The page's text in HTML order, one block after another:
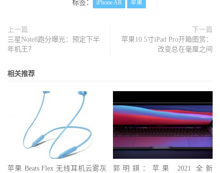
标签： iPhone AR 苹果
上一篇
三星Note8跑分曝光：预定下半
年机王？
下一篇
苹果10.5寸iPad Pro开箱图赏：
改变总在毫厘之间
相关推荐
苹果 Beats Flex 无线耳机云雾灰
郭明錤：苹果 2021 全新